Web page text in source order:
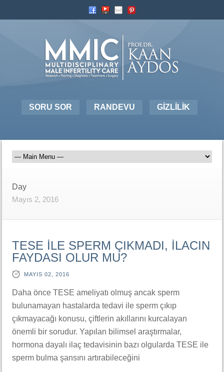
SORU SOR RANDEVU GİZLİLİK
Day
Mayıs 2, 2016
TESE İLE SPERM ÇIKMADI, İLACIN
FAYDASI OLUR MU?
MAYIS 02, 2016
Daha önce TESE ameliyatı olmuş ancak sperm
bulunamayan hastalarda tedavi ile sperm çıkıp
çıkmayacağı konusu, çiftlerin akıllarını kurcalayan
önemli bir sorudur. Yapılan bilimsel araştırmalar,
hormona dayalı ilaç tedavisinin bazı olgularda TESE ile
sperm bulma şansını artırabileceğini